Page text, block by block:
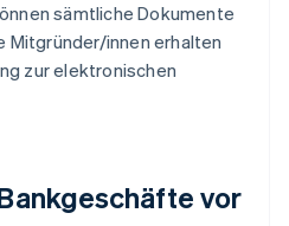
sämtliche Dokumente
Mitgründer/innen erhalten
zur elektronischen
vor